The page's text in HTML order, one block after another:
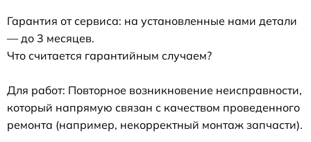
Гарантия от сервиса: на установленные нами детали
— до 3 месяцев.
Что считается гарантийным случаем?
Для работ: Повторное возникновение неисправности,
который напрямую связан с качеством проведенного
ремонта (например, некорректный монтаж запчасти).